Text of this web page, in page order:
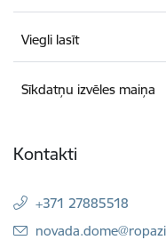
Viegli lasīt
Sīkdatņu izvēles maiņa
Kontakti
+371 27885518
E-pasts: